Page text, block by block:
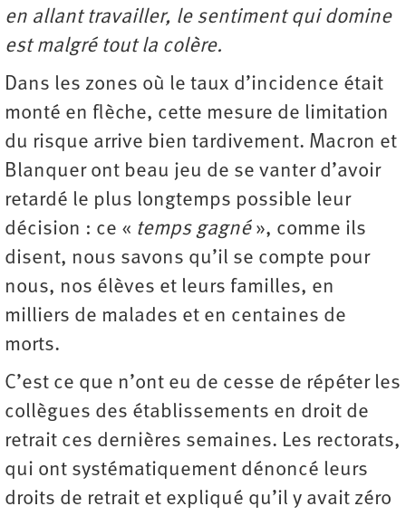
en allant travailler, le sentiment qui domine
est malgré tout la colère.
Dans les zones où le taux d’incidence était
monté en flèche, cette mesure de limitation
du risque arrive bien tardivement. Macron et
Blanquer ont beau jeu de se vanter d’avoir
retardé le plus longtemps possible leur
décision : ce « temps gagné», comme ils
disent, nous savons qu’il se compte pour
nous, nos élèves et leurs familles, en
milliers de malades et en centaines de
morts.
C’est ce que n’ont eu de cesse de répéter les
collègues des établissements en droit de
retrait ces dernières semaines. Les rectorats,
qui ont systématiquement dénoncé leurs
droits de retrait et expliqué qu’il y avait zéro